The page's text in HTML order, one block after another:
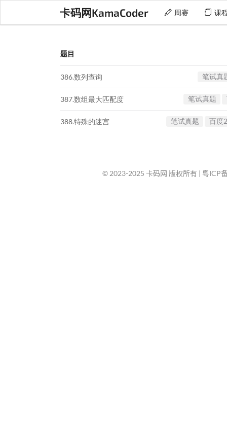
卡码网KamaCoder 周赛 课
题目
386.数列查询 笔试真
387.数组最大匹配度 笔试真题
388.特殊的迷宫 笔试真题 百度
© 2023-2025 卡码网 版权所有 | 粤ICP